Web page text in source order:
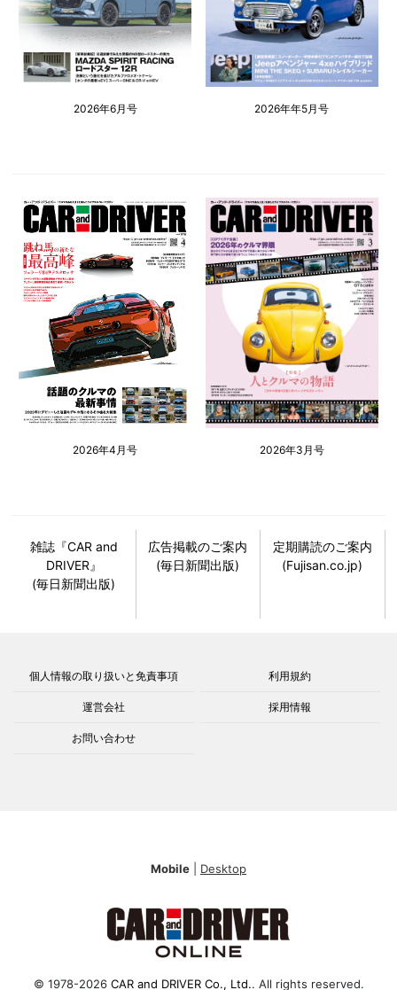
2026年6月号 2026年年5月号
2026年4月号 2026年3月号
雑誌『CAR and
DRIVER』
(毎日新聞出版)
広告掲載のご案内
(毎日新聞出版)
定期購読のご案内
(Fujisan.co.jp)
個人情報の取り扱いと免責事項 利用規約
運営会社 採用情報
お問い合わせ
Mobile Desktop
© 1978-2026 CAR and DRIVER Co., Ltd.. All rights reserved.